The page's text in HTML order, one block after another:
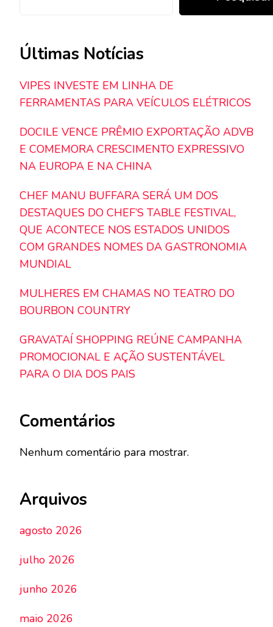
Últimas Notícias
VIPES INVESTE EM LINHA DE
FERRAMENTAS PARA VEÍCULOS ELÉTRICOS
DOCILE VENCE PRÊMIO EXPORTAÇÃO ADVB
E COMEMORA CRESCIMENTO EXPRESSIVO
NA EUROPA E NA CHINA
CHEF MANU BUFFARA SERÁ UM DOS
DESTAQUES DO CHEF’S TABLE FESTIVAL,
QUE ACONTECE NOS ESTADOS UNIDOS
COM GRANDES NOMES DA GASTRONOMIA
MUNDIAL
MULHERES EM CHAMAS NO TEATRO DO
BOURBON COUNTRY
GRAVATAÍ SHOPPING REÚNE CAMPANHA
PROMOCIONAL E AÇÃO SUSTENTÁVEL
PARA O DIA DOS PAIS
Comentários
Nenhum comentário para mostrar.
Arquivos
agosto 2026
julho 2026
junho 2026
maio 2026